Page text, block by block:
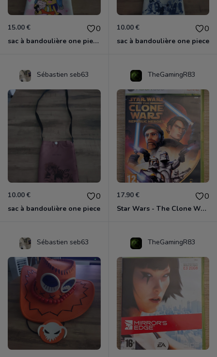
15.00 € 0
sac à bandoulière one piece chopper
10.00 € 0
sac à bandoulière one piece
Sébastien seb63
10.00 € 0
sac à bandoulière one piece
TheGamingR83
17.90 € 0
Star Wars - The Clone Wars - Les Héros De La République Xbox 360
Sébastien seb63 TheGamingR83